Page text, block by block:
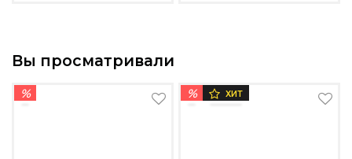
Вы просматривали
% % ХИТ